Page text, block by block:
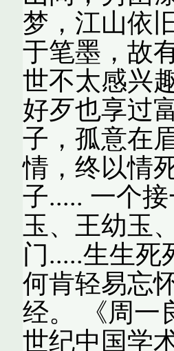
梦，江山依
于笔墨，故
世不太感兴
好歹也享过
子，孤意在
情，终以情
子..... 一个
玉、王幼玉
门.....生生死
何肯轻易忘
经。 《周一
世纪中国学